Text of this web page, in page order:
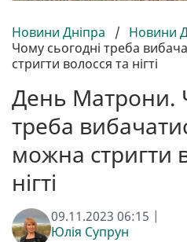
Новини Дніпра / Новини
Чому сьогодні треба
стригти волосся та нігті
День Матрони.
треба
можна стригти
нігті
09.11.2023 06:15 |
Юлія Супрун